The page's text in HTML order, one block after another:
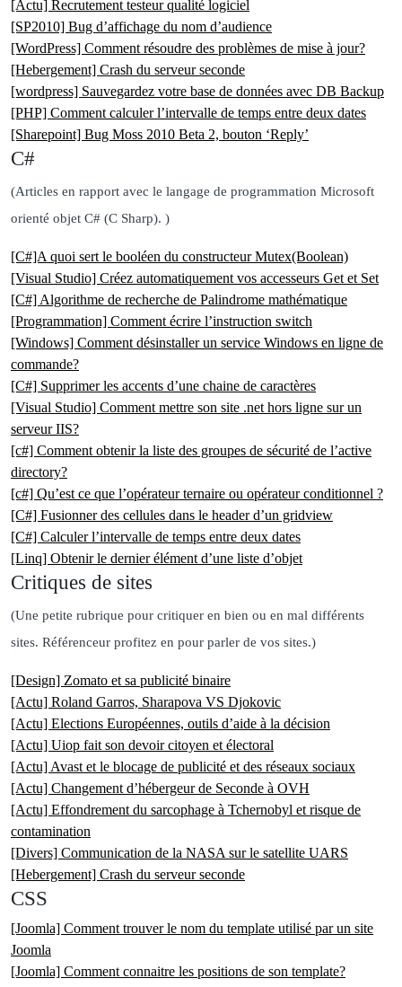
[Actu] Recrutement testeur qualité logiciel
[SP2010] Bug d’affichage du nom d’audience
[WordPress] Comment résoudre des problèmes de mise à jour?
[Hebergement] Crash du serveur seconde
[wordpress] Sauvegardez votre base de données avec DB Backup
[PHP] Comment calculer l’intervalle de temps entre deux dates
[Sharepoint] Bug Moss 2010 Beta 2, bouton ‘Reply’
C#
(Articles en rapport avec le langage de programmation Microsoft
orienté objet C# (C Sharp). )
[C#]A quoi sert le booléen du constructeur Mutex(Boolean)
[Visual Studio] Créez automatiquement vos accesseurs Get et Set
[C#] Algorithme de recherche de Palindrome mathématique
[Programmation] Comment écrire l’instruction switch
[Windows] Comment désinstaller un service Windows en ligne de
commande?
[C#] Supprimer les accents d’une chaine de caractères
[Visual Studio] Comment mettre son site .net hors ligne sur un
serveur IIS?
[c#] Comment obtenir la liste des groupes de sécurité de l’active
directory?
[c#] Qu’est ce que l’opérateur ternaire ou opérateur conditionnel ?
[C#] Fusionner des cellules dans le header d’un gridview
[C#] Calculer l’intervalle de temps entre deux dates
[Linq] Obtenir le dernier élément d’une liste d’objet
Critiques de sites
(Une petite rubrique pour critiquer en bien ou en mal différents
sites. Référenceur profitez en pour parler de vos sites.)
[Design] Zomato et sa publicité binaire
[Actu] Roland Garros, Sharapova VS Djokovic
[Actu] Elections Européennes, outils d’aide à la décision
[Actu] Uiop fait son devoir citoyen et électoral
[Actu] Avast et le blocage de publicité et des réseaux sociaux
[Actu] Changement d’hébergeur de Seconde à OVH
[Actu] Effondrement du sarcophage à Tchernobyl et risque de
contamination
[Divers] Communication de la NASA sur le satellite UARS
[Hebergement] Crash du serveur seconde
CSS
[Joomla] Comment trouver le nom du template utilisé par un site
Joomla
[Joomla] Comment connaitre les positions de son template?